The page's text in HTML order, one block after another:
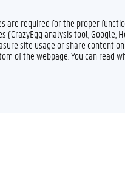
required for the proper
analysis tool, Google,
site usage or share content
of the webpage. You can read